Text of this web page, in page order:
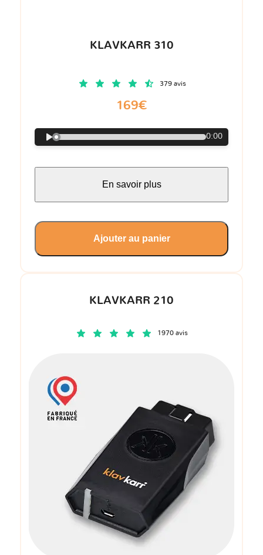
KLAVKARR 210
1970 avis
KLAVKARR 310
379 avis
169€
0:00
En savoir plus
Ajouter au panier